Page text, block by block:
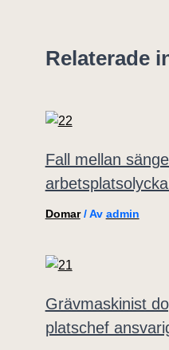
Relaterade
Fall mellan
Domar/ Av admin
Grävmaskinist
platschef